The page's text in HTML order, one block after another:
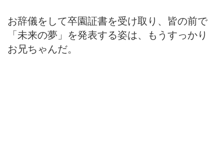
お辞儀をして卒園証書を受け取り、皆の前で
「未来の夢」を発表する姿は、もうすっかり
お兄ちゃんだ。